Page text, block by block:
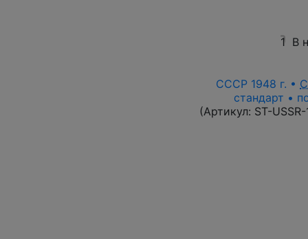
1 В
СССР 1948 г. •
стандарт •
(Артикул: ST-